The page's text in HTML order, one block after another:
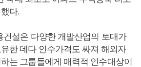
다.
건설은 다양한 개발산업의 토대가
한 데다 인수가격도 싸져 해외자
는 그룹들에게 매력적 인수대상이